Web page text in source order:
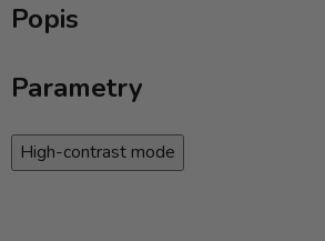
Popis
Parametry
High-contrast mode